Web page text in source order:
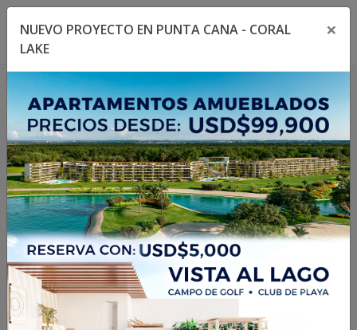
Toggle navigation menu
1/11
NUEVO PROYECTO EN PUNTA CANA - CORAL
LAKE
×